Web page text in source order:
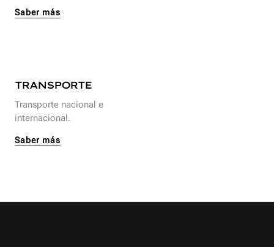
Saber más
TRANSPORTE
Transporte nacional e
internacional.
Saber más